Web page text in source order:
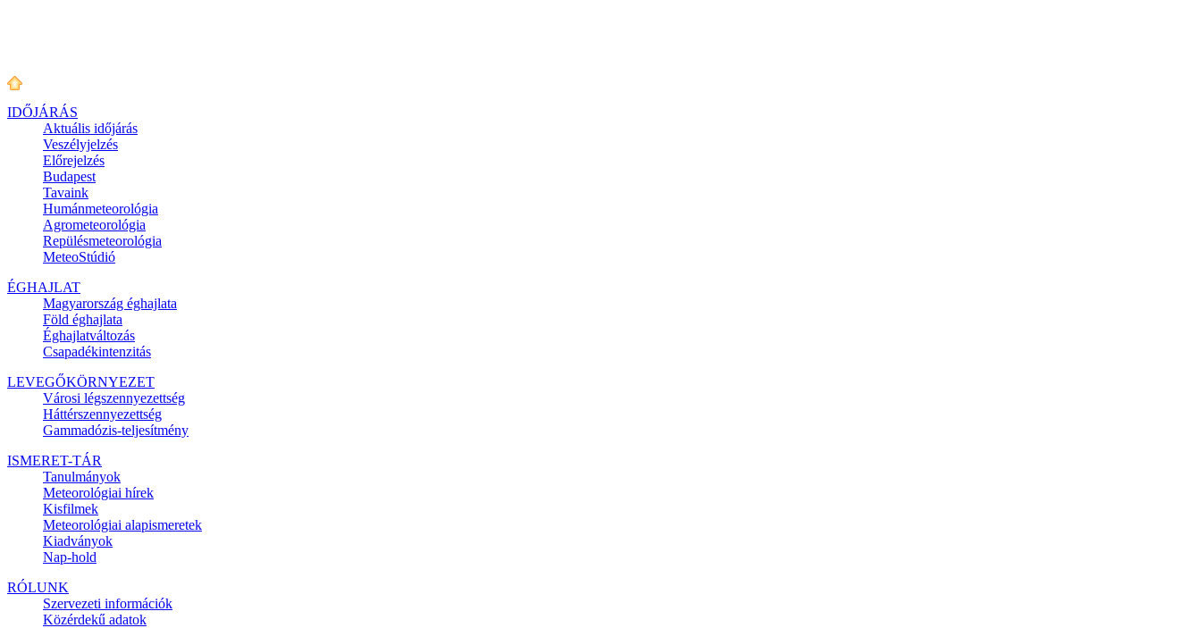
IDŐJÁRÁS
Aktuális időjárás
Veszélyjelzés
Előrejelzés
Budapest
Tavaink
Humánmeteorológia
Agrometeorológia
Repülésmeteorológia
MeteoStúdió
ÉGHAJLAT
Magyarország éghajlata
Föld éghajlata
Éghajlatváltozás
Csapadékintenzitás
LEVEGŐKÖRNYEZET
Városi légszennyezettség
Háttérszennyezettség
Gammadózis-teljesítmény
ISMERET-TÁR
Tanulmányok
Meteorológiai hírek
Kisfilmek
Meteorológiai alapismeretek
Kiadványok
Nap-hold
RÓLUNK
Szervezeti információk
Közérdekű adatok